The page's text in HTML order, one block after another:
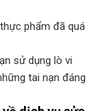
phẩm đã quá
sử dụng lò vi
tai nạn đáng